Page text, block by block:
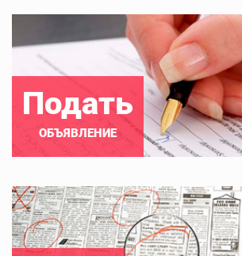
Подать
ОБЪЯВЛЕНИЕ